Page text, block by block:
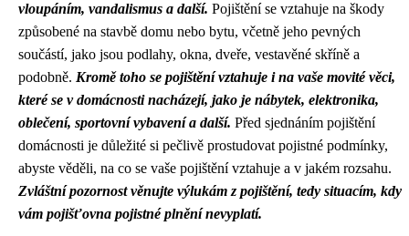
vloupáním, vandalismus a další. Pojištění se vztahuje na škody
způsobené na stavbě domu nebo bytu, včetně jeho pevných
součástí, jako jsou podlahy, okna, dveře, vestavěné skříně a
podobně. Kromě toho se pojištění vztahuje i na vaše movité věci,
které se v domácnosti nacházejí, jako je nábytek, elektronika,
oblečení, sportovní vybavení a další. Před sjednáním pojištění
domácnosti je důležité si pečlivě prostudovat pojistné podmínky,
abyste věděli, na co se vaše pojištění vztahuje a v jakém rozsahu.
Zvláštní pozornost věnujte výlukám z pojištění, tedy situacím, kdy
vám pojišťovna pojistné plnění nevyplatí.